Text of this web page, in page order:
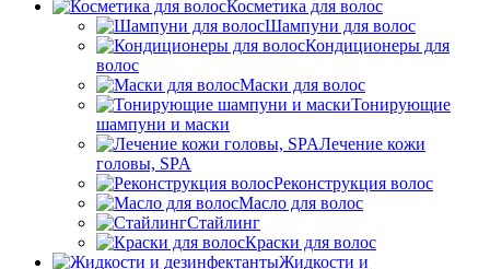
Косметика для волос
Шампуни для волос
Кондиционеры для
волос
Маски для волос
Тонирующие
шампуни и маски
Лечение кожи
головы, SPA
Реконструкция волос
Масло для волос
Стайлинг
Краски для волос
Жидкости и